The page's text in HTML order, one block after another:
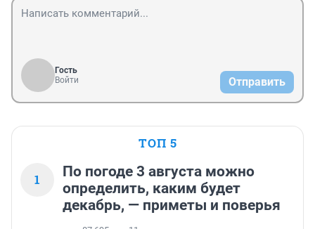
Гость
Войти
Отправить
ТОП 5
1
По погоде 3 августа можно
определить, каким будет
декабрь, — приметы и поверья